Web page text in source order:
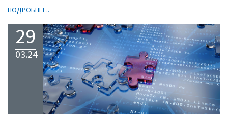
ПОДРОБНЕЕ..
29
03.24